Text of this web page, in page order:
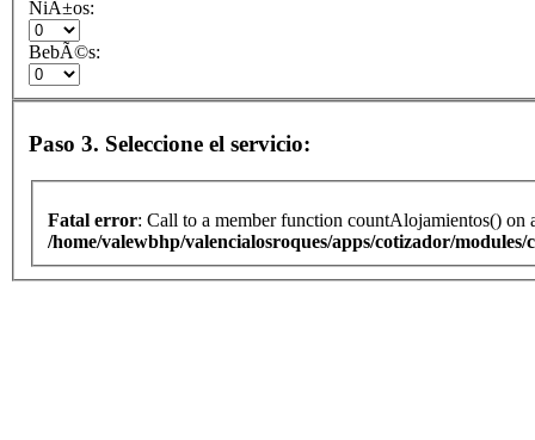
NiÃ±os:
BebÃ©s:
Paso 3. Seleccione el servicio:
Fatal error : Call to a member function countAlojamientos() on
/home/valewbhp/valencialosroques/apps/cotizador/